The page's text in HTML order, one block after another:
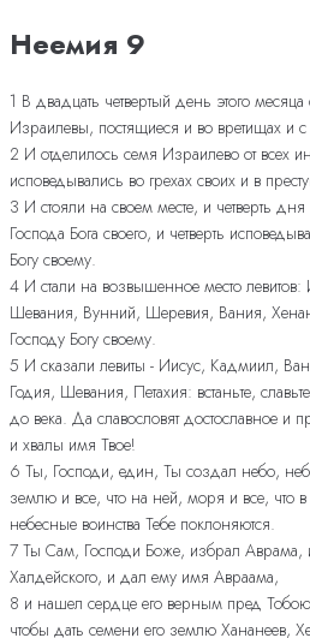
Неемия 9
1 В двадцать четвертый день этого
Израилевы, постящиеся и во вретищах и
2 И отделилось семя Израилево от всех
исповедывались во грехах своих и в
3 И стояли на своем месте, и четверть
Господа Бога своего, и четверть
Богу своему.
4 И стали на возвышенное место
Шевания, Вунний, Шеревия, Вания,
Господу Богу своему.
5 И сказали левиты - Иисус, Кадмиил,
Годия, Шевания, Петахия: встаньте,
до века. Да славословят достославное и
и хвалы имя Твое!
6 Ты, Господи, един, Ты создал небо,
землю и все, что на ней, моря и все, что
небесные воинства Тебе поклоняются.
7 Ты Сам, Господи Боже, избрал Аврама,
Халдейского, и дал ему имя Авраама,
8 и нашел сердце его верным пред
чтобы дать семени его землю Хананеев,